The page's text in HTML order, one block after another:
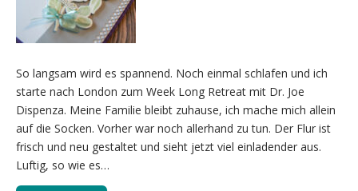
So langsam wird es spannend. Noch einmal schlafen und ich
starte nach London zum Week Long Retreat mit Dr. Joe
Dispenza. Meine Familie bleibt zuhause, ich mache mich allein
auf die Socken. Vorher war noch allerhand zu tun. Der Flur ist
frisch und neu gestaltet und sieht jetzt viel einladender aus.
Luftig, so wie es…